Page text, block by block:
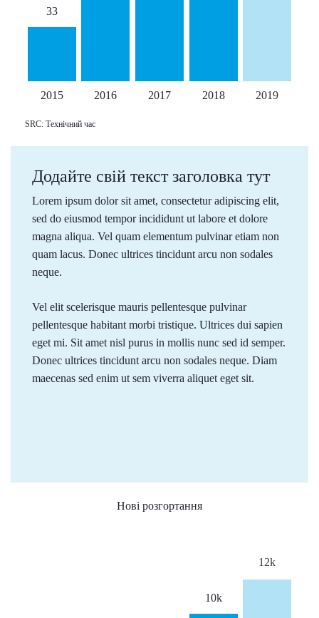
Додайте свій текст заголовка тут
Lorem ipsum dolor sit amet, consectetur adipiscing elit,
sed do eiusmod tempor incididunt ut labore et dolore
magna aliqua. Vel quam elementum pulvinar etiam non
quam lacus. Donec ultrices tincidunt arcu non sodales
neque.
Vel elit scelerisque mauris pellentesque pulvinar
pellentesque habitant morbi tristique. Ultrices dui sapien
eget mi. Sit amet nisl purus in mollis nunc sed id semper.
Donec ultrices tincidunt arcu non sodales neque. Diam
maecenas sed enim ut sem viverra aliquet eget sit.
33
2015 2016 2017 2018 2019
SRC: Технічний час
Нові розгортання
10k
12k